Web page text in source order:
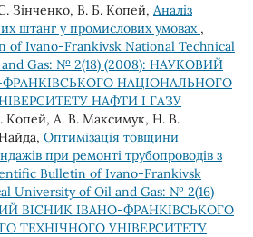
Зінченко, В. Б. Копей, Аналіз
штанг у промислових умовах ,
of Ivano-Frankivsk National Technical
Gas: № 2(18) (2008): НАУКОВИЙ
НАЦІОНАЛЬНОГО
НАФТИ І ГАЗУ
Копей, А. В. Максимук, Н. В.
Оптимізація товщини
при ремонті трубопроводів з
Bulletin of Ivano-Frankivsk
University of Oil and Gas: № 2(16)
ВІСНИК ІВАНО-ФРАНКІВСЬКОГО
ТЕХНІЧНОГО УНІВЕРСИТЕТУ